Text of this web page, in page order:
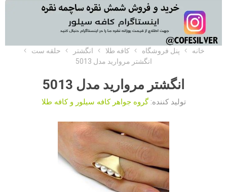
خانه پنل فروشگاه کافه طلا انگشتر
حلقه ست
انگشتر مروارید مدل 5013
انگشتر مروارید مدل 5013
تولید کننده: گروه جواهر کافه سیلور و کافه طلا